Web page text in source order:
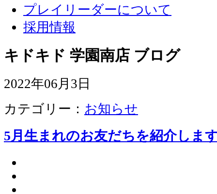
プレイリーダーについて
採用情報
キドキド 学園南店 ブログ
2022年06月3日
カテゴリー： お知らせ
5月生まれのお友だちを紹介しま